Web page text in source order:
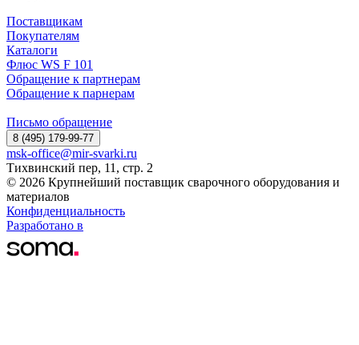
Поставщикам
Покупателям
Каталоги
Флюс WS F 101
Обращение к партнерам
Обращение к парнерам
Письмо обращение
8 (495) 179-99-77
msk-office@mir-svarki.ru
Тихвинский пер, 11, стр. 2
© 2026 Крупнейший поставщик сварочного оборудования и
материалов
Конфиденциальность
Разработано в